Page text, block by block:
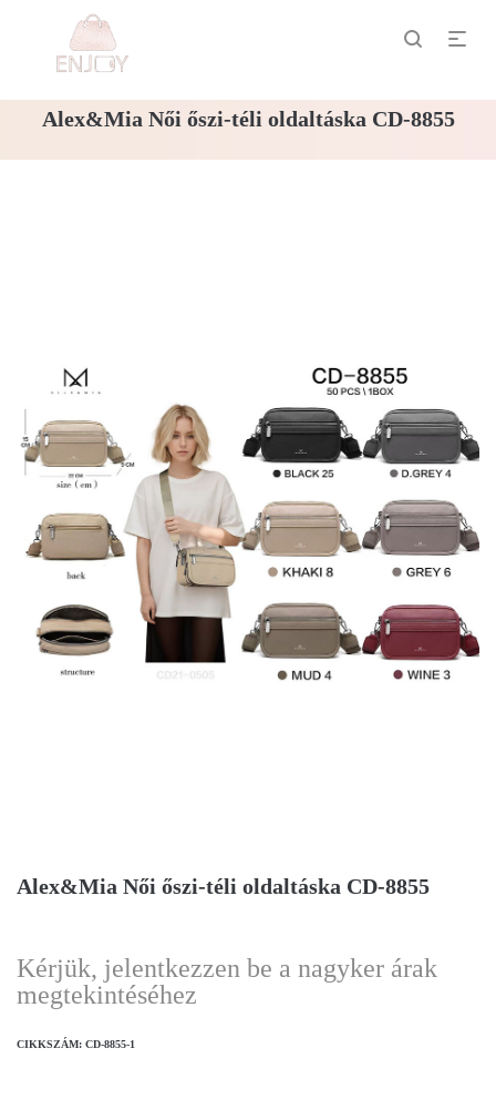
Alex&Mia Női őszi-téli oldaltáska CD-8855
Alex&Mia Női őszi-téli oldaltáska CD-8855
Kérjük, jelentkezzen be a nagyker árak
megtekintéséhez
CIKKSZÁM: CD-8855-1